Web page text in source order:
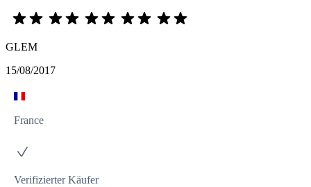
GLEM
15/08/2017
France
Verifizierter Käufer